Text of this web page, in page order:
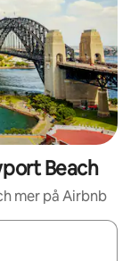
Beach
mer på Airbnb
med upp- och